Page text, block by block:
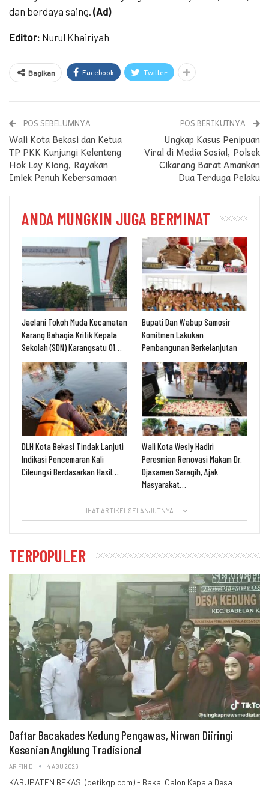
dan berdaya saing. (Ad)
Editor: Nurul Khairiyah
Bagikan Facebook Twitter
POS SEBELUMNYA
Wali Kota Bekasi dan Ketua
TP PKK Kunjungi Kelenteng
Hok Lay Kiong, Rayakan
Imlek Penuh Kebersamaan
POS BERIKUTNYA
Ungkap Kasus Penipuan
Viral di Media Sosial, Polsek
Cikarang Barat Amankan
Dua Terduga Pelaku
ANDA MUNGKIN JUGA BERMINAT
Jaelani Tokoh Muda Kecamatan
Karang Bahagia Kritik Kepala
Sekolah (SDN) Karangsatu 01…
Bupati Dan Wabup Samosir
Komitmen Lakukan
Pembangunan Berkelanjutan
DLH Kota Bekasi Tindak Lanjuti
Indikasi Pencemaran Kali
Cileungsi Berdasarkan Hasil…
Wali Kota Wesly Hadiri
Peresmian Renovasi Makam Dr.
Djasamen Saragih, Ajak
Masyarakat…
LIHAT ARTIKEL SELANJUTNYA ...
TERPOPULER
Daftar Bacakades Kedung Pengawas, Nirwan Diiringi
Kesenian Angklung Tradisional
ARIFIN D 4 AGU 2026
KABUPATEN BEKASI (detikgp.com) - Bakal Calon Kepala Desa